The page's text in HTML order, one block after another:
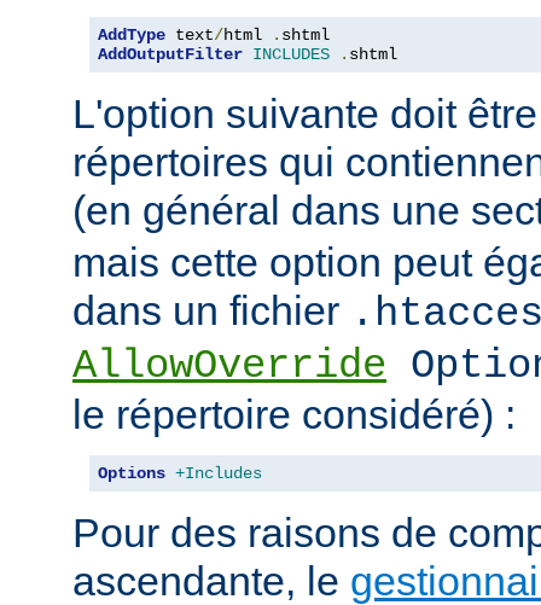
AddType text/html .
AddOutputFilter INCLUDES . shtml
L'option suivante doit
répertoires qui
(en général dans une
mais cette option peut
dans un fichier
AllowOverride
le répertoire considéré) :
Options +Includes
Pour des raisons de
ascendante, le